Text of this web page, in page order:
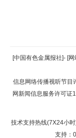
[中国有色金属报社]- [网
信息网络传播视听节目
网新闻信息服务许可证
技术支持热线(7X24小
支持：